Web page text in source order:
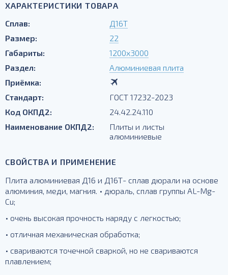
ХАРАКТЕРИСТИКИ ТОВАРА
Сплав:
Д16Т
Размер:
22
Габариты:
1200х3000
Раздел:
Алюминиевая плита
Приёмка:
Стандарт:
ГОСТ 17232-2023
Код ОКПД2:
24.42.24.110
Наименование ОКПД2:
Плиты и листы
алюминиевые
СВОЙСТВА И ПРИМЕНЕНИЕ
Плита алюминиевая Д16 и Д16Т- сплав дюрали на основе
алюминия, меди, магния. • дюраль, сплав группы AL-Mg-
Cu;
• очень высокая прочность наряду с легкостью;
• отличная механическая обработка;
• свариваются точечной сваркой, но не свариваются
плавлением;